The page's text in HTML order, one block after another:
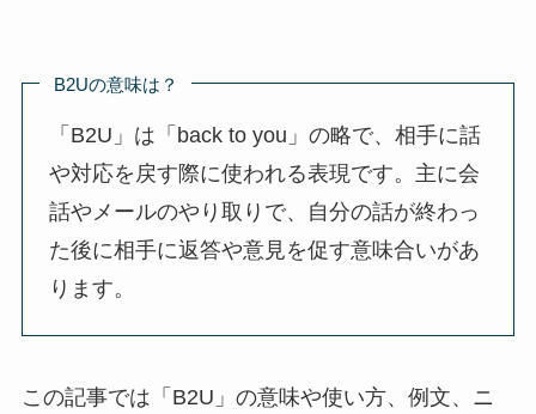
B2Uの意味は？
「B2U」は「back to you」の略で、相手に話
や対応を戻す際に使われる表現です。主に会
話やメールのやり取りで、自分の話が終わっ
た後に相手に返答や意見を促す意味合いがあ
ります。
この記事では「B2U」の意味や使い方、例文、ニ